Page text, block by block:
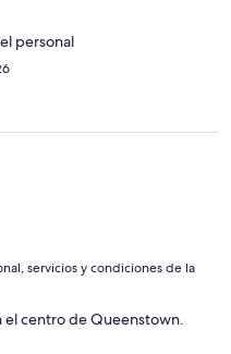
personal
servicios y condiciones de la
el centro de Queenstown.